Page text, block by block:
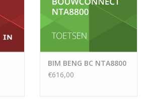
BIM BENG BC NTA8800
€616,00